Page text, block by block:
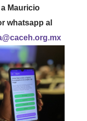
Mauricio
whatsapp al